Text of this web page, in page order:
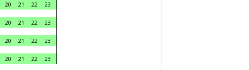
20 21 22
23
20 21 22
23
20 21 22
23
20 21 22
23